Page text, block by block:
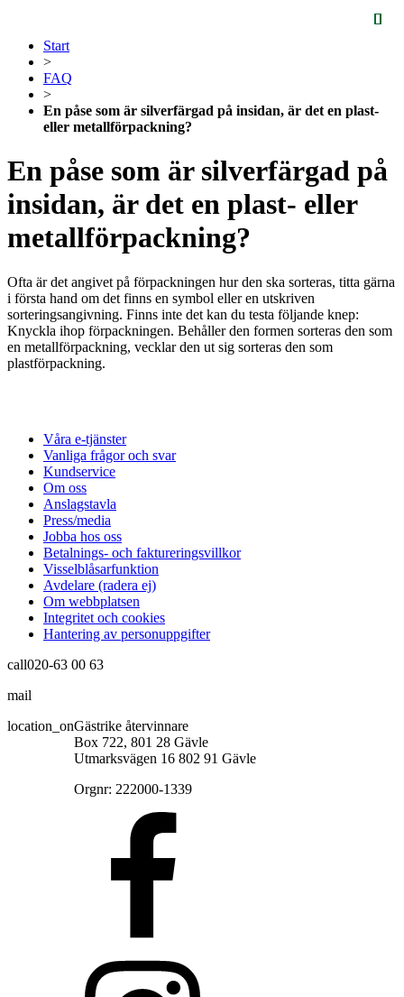
Start
>
FAQ
>
En påse som är silverfärgad på insidan, är det en plast-
eller metallförpackning?
En påse som är silverfärgad på
insidan, är det en plast- eller
metallförpackning?
Ofta är det angivet på förpackningen hur den ska sorteras, titta gärna
i första hand om det finns en symbol eller en utskriven
sorteringsangivning. Finns inte det kan du testa följande knep:
Knyckla ihop förpackningen. Behåller den formen sorteras den som
en metallförpackning, vecklar den ut sig sorteras den som
plastförpackning.
Våra e-tjänster
Vanliga frågor och svar
Kundservice
Om oss
Anslagstavla
Press/media
Jobba hos oss
Betalnings- och faktureringsvillkor
Visselblåsarfunktion
Avdelare (radera ej)
Om webbplatsen
Integritet och cookies
Hantering av personuppgifter
call020-63 00 63
mail
location_onGästrike återvinnare
Box 722, 801 28 Gävle
Utmarksvägen 16 802 91 Gävle
Orgnr: 222000-1339